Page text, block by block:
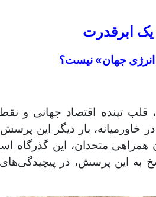
یک ابرقدرت
انرژی جهان» نیست؟
قلب تپنده اقتصاد جهانی و
بار دیگر این
متحدان، این گذرگاه
به این پرسش، در